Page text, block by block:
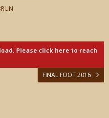
Please click here to reach
FINAL FOOT 2016